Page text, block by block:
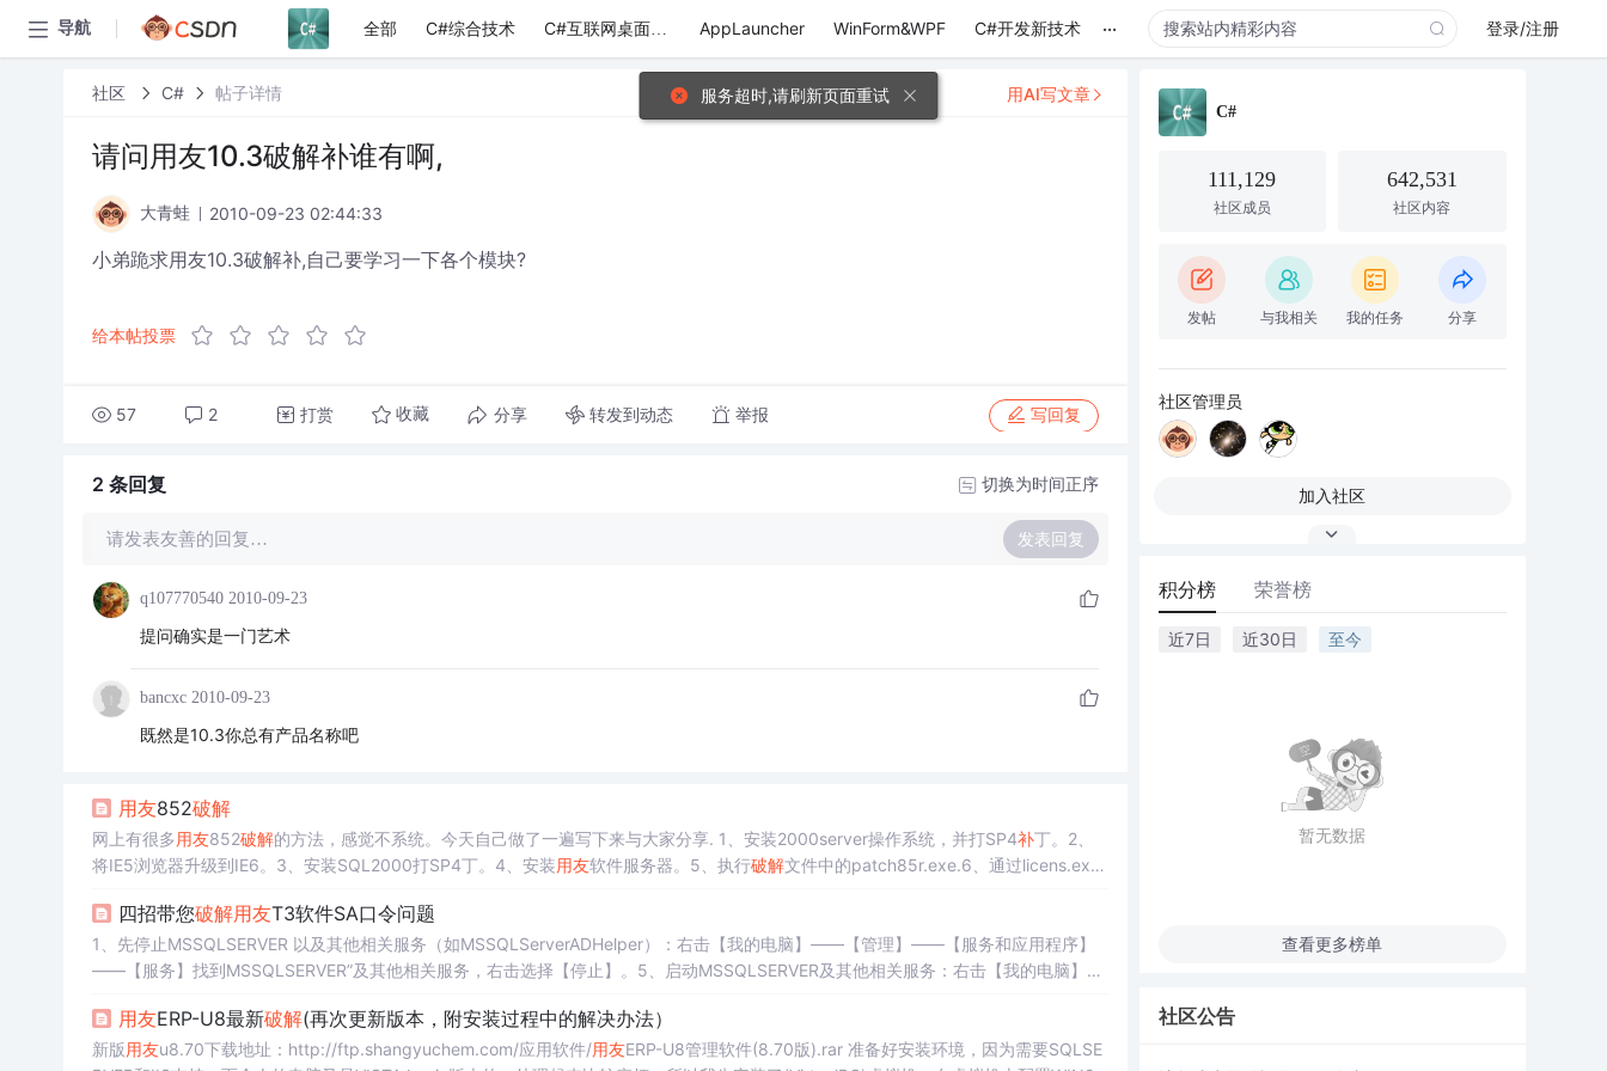
导航 全部 C#综合技术 C#互联网桌面应用 AppLauncher WinForm&WPF C#开发新技术 ... 登录/注册
社区 C# 帖子详情
请问用友10.3破解补谁有啊,
大青蛙 2010-09-23 02:44:33
小弟跪求用友10.3破解补,自己要学习一下各个模块?
给本帖投票
57 2 打赏 收藏 分享 转发到动态 举报 写回复
用AI写文章
2 条回复 切换为时间正序
请发表友善的回复… 发表回复
q107770540 2010-09-23
提问确实是一门艺术
bancxc 2010-09-23
既然是10.3你总有产品名称吧
用友852破解
网上有很多 用友852破解的方法，感觉不系统。今天自己做了一遍写下来与大家分享. 1、安装2000server操作系统，并打SP4补丁。2、
将IE5浏览器升级到IE6。3、安装SQL2000打SP4丁。4、安装用友软件服务器。5、执行破解文件中的patch85r.exe.6、通过licens.exe
四招带您破解用友T3软件SA口令问题
1、先停止MSSQLSERVER 以及其他相关服务（如MSSQLServerADHelper）：右击【我的电脑】——【管理】——【服务和应用程序】
——【服务】找到MSSQLSERVER”及其他相关服务，右击选择【停止】。5、启动MSSQLSERVER及其他相关服务：右击【我的电脑】
电脑左下角【开始】菜单——【运行】，输入regedit，点击确定。...
用友ERP-U8最新破解(再次更新版本，附安装过程中的解决办法）
新版用友u8.70下载地址：http://ftp.shangyuchem.com/应用软件/用友ERP-U8管理软件(8.70版).rar 准备好安装环境，因为需要SQLSE
C#
111,129
社区成员
642,531
社区内容
发帖 与我相关 我的任务 分享
社区管理员
加入社区
积分榜 荣誉榜
近7日 近30日 至今
暂无数据
查看更多榜单
社区公告
服务超时,请刷新页面重试